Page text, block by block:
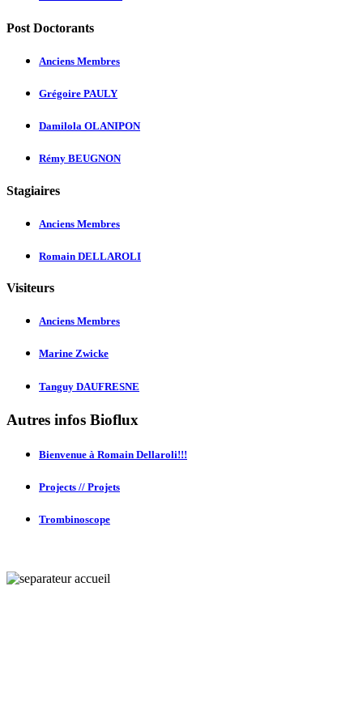
Post Doctorants
Anciens Membres
Grégoire PAULY
Damilola OLANIPON
Rémy BEUGNON
Stagiaires
Anciens Membres
Romain DELLAROLI
Visiteurs
Anciens Membres
Marine Zwicke
Tanguy DAUFRESNE
Autres infos Bioflux
Bienvenue à Romain Dellaroli!!!
Projects // Projets
Trombinoscope